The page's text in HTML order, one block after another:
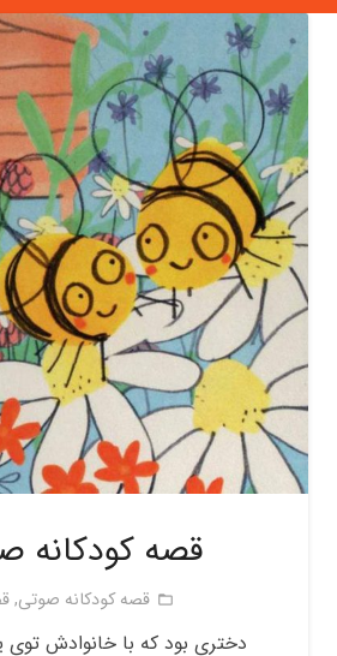
قصه کودکانه
folder_open قصه کودکانه صوتی,
دختری بود که با خانوادش